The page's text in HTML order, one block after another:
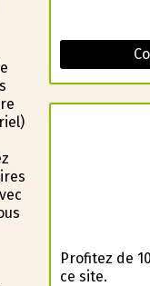
Profitez de
ce site.